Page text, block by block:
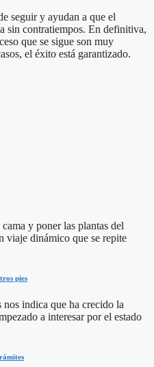
seguir y ayudan a que el
sin contratiempos. En definitiva,
que se sigue son muy
el éxito está garantizado.
y poner las plantas del
viaje dinámico que se repite
pies
indica que ha crecido la
a interesar por el estado